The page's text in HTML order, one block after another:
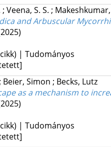
; Veena, S. S. ;
and Arbuscular
| Tudományos
Beier, Simon ; Becks, Lutz
as a mechanism to
| Tudományos